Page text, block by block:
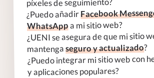
píxeles de seguimiento?
¿Puedo añadirFacebook
WhatsAppa mi sitio web?
¿UENI se asegura de que mi sitio
mantengaseguro y actualizado?
¿Puedo integrar mi sitio web con
y aplicaciones populares?